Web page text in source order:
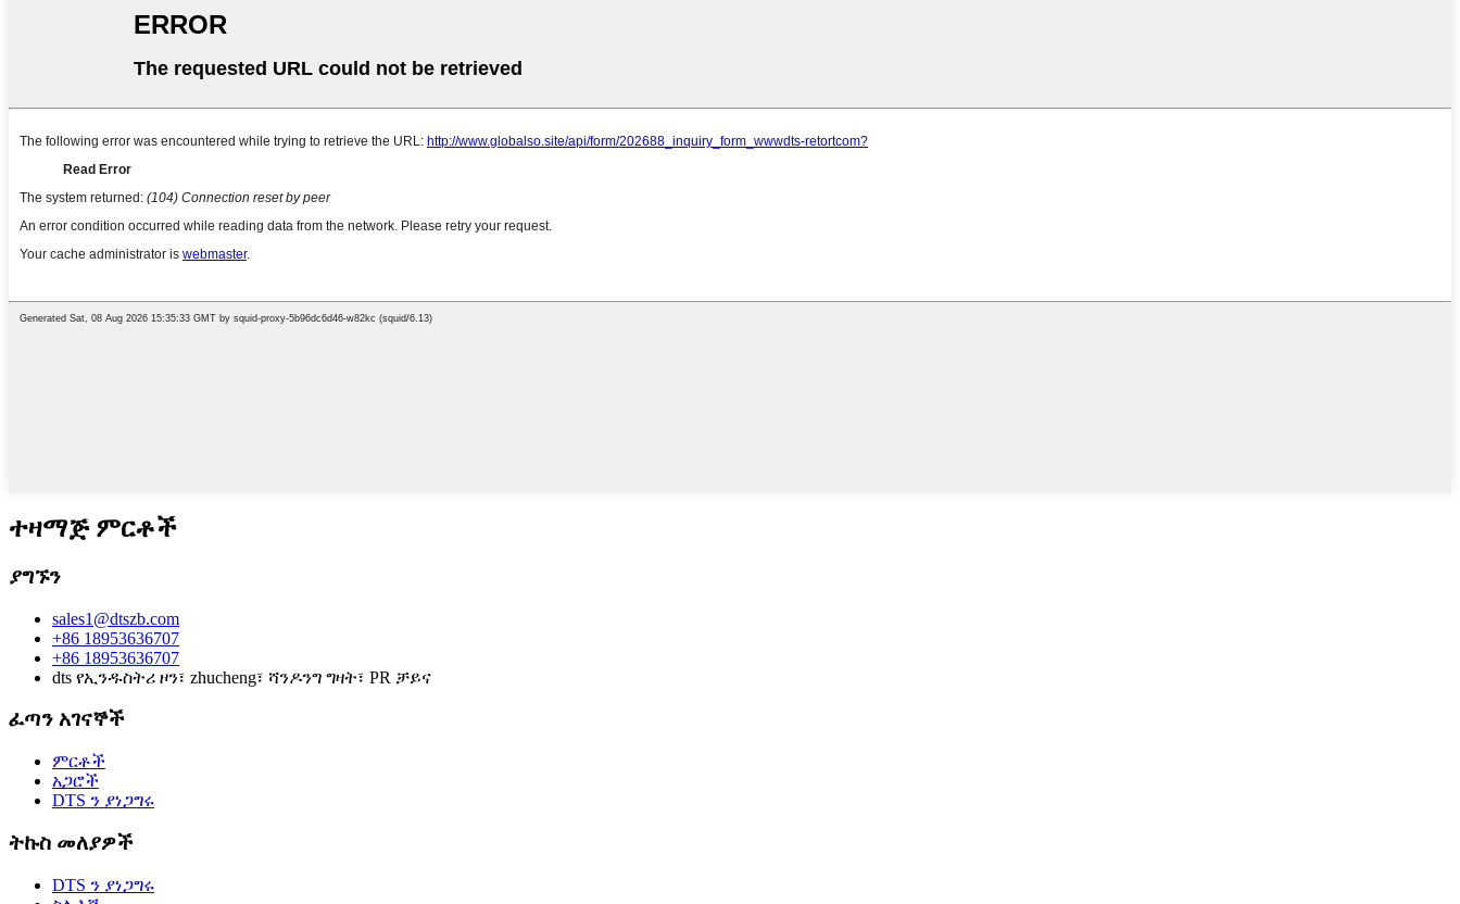
ተዛማጅ ምርቶች
ያግኙን
sales1@dtszb.com
+86 18953636707
+86 18953636707
dts የኢንዱስትሪ ዞን፣ zhucheng፣ ሻንዶንግ ግዛት፣ PR ቻይና
ፈጣን አገናኞች
ምርቶች
አጋሮች
DTS ን ያነጋግሩ
ትኩስ መለያዎች
DTS ን ያነጋግሩ